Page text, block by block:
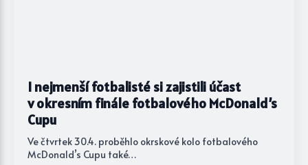
I nejmenší fotbalisté si zajistili účast
v okresním finále fotbalového McDonald’s
Cupu
Ve čtvrtek 30.4. proběhlo okrskové kolo fotbalového
McDonald’s Cupu také…